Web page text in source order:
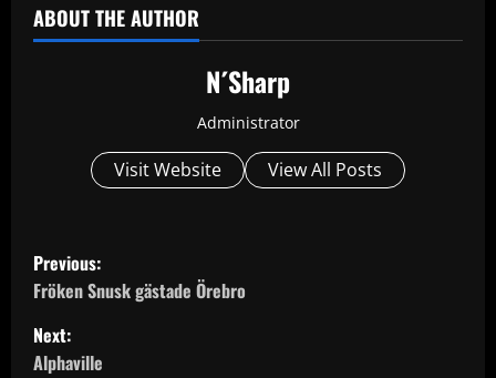
ABOUT THE AUTHOR
N´Sharp
Administrator
Visit Website View All Posts
P
o
s
Previous:
Fröken Snusk gästade Örebro
Next:
Alphaville